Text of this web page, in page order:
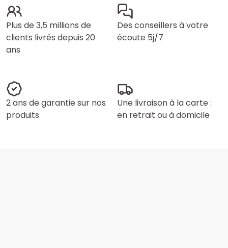
Plus de 3,5 millions de
clients livrés depuis 20
ans
Des conseillers à votre
écoute 5j/7
2 ans de garantie sur nos
produits
Une livraison à la carte :
en retrait ou à domicile